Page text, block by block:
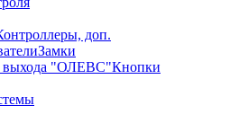
доп.
Замки
выхода "ОЛЕВС"Кнопки